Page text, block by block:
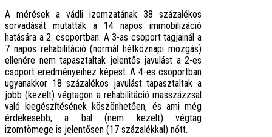
A mérések a vádli izomzatának 38 százalékos
sorvadását mutatták a 14 napos immobilizáció
hatására a 2. csoportban. A 3-as csoport tagjainál a
7 napos rehabilitáció (normál hétköznapi mozgás)
ellenére nem tapasztaltak jelentős javulást a 2-es
csoport eredményeihez képest. A 4-es csoportban
ugyanakkor 18 százalékos javulást tapasztaltak a
jobb (kezelt) végtagon a rehabilitáció masszázzsal
való kiegészítésének köszönhetően, és ami még
érdekesebb, a bal (nem kezelt) végtag
izomtömege is jelentősen (17 százalékkal) nőtt.